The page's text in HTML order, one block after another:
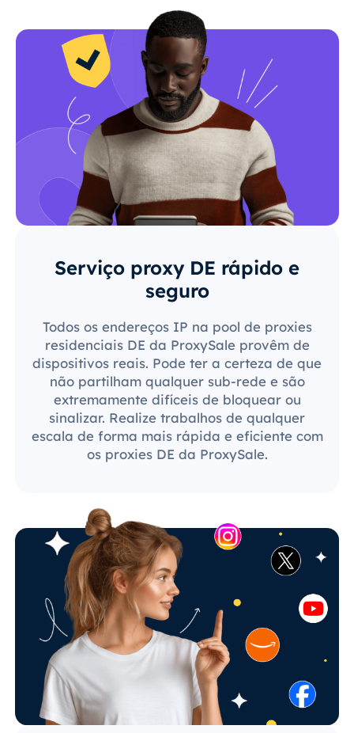
Serviço proxy DE rápido e
seguro
Todos os endereços IP na pool de proxies
residenciais DE da ProxySale provêm de
dispositivos reais. Pode ter a certeza de que
não partilham qualquer sub-rede e são
extremamente difíceis de bloquear ou
sinalizar. Realize trabalhos de qualquer
escala de forma mais rápida e eficiente com
os proxies DE da ProxySale.